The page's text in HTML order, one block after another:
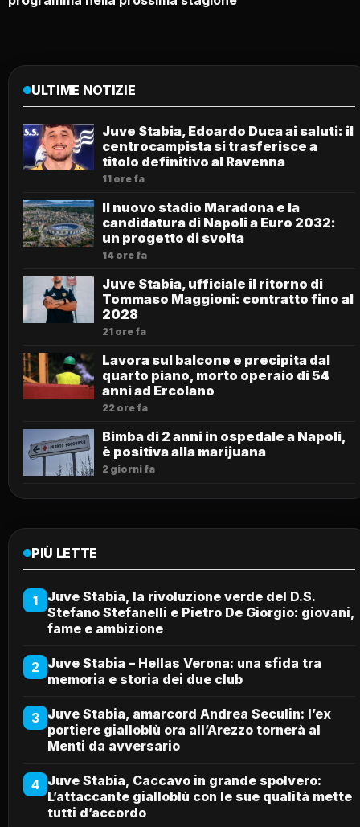
ULTIME NOTIZIE
Juve Stabia, Edoardo Duca ai saluti: il
centrocampista si trasferisce a
titolo definitivo al Ravenna
11 ore fa
Il nuovo stadio Maradona e la
candidatura di Napoli a Euro 2032:
un progetto di svolta
14 ore fa
Juve Stabia, ufficiale il ritorno di
Tommaso Maggioni: contratto fino al
2028
21 ore fa
Lavora sul balcone e precipita dal
quarto piano, morto operaio di 54
anni ad Ercolano
22 ore fa
Bimba di 2 anni in ospedale a Napoli,
è positiva alla marijuana
2 giorni fa
PIÙ LETTE
1
Juve Stabia, la rivoluzione verde del D.S.
Stefano Stefanelli e Pietro De Giorgio: giovani,
fame e ambizione
2 Juve Stabia – Hellas Verona: una sfida tra
memoria e storia dei due club
3 Juve Stabia, amarcord Andrea Seculin: l’ex
portiere gialloblù ora all’Arezzo tornerà al
Menti da avversario
4 Juve Stabia, Caccavo in grande spolvero:
L’attaccante gialloblù con le sue qualità mette
tutti d’accordo